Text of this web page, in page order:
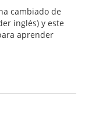
cambiado de
inglés) y este
aprender